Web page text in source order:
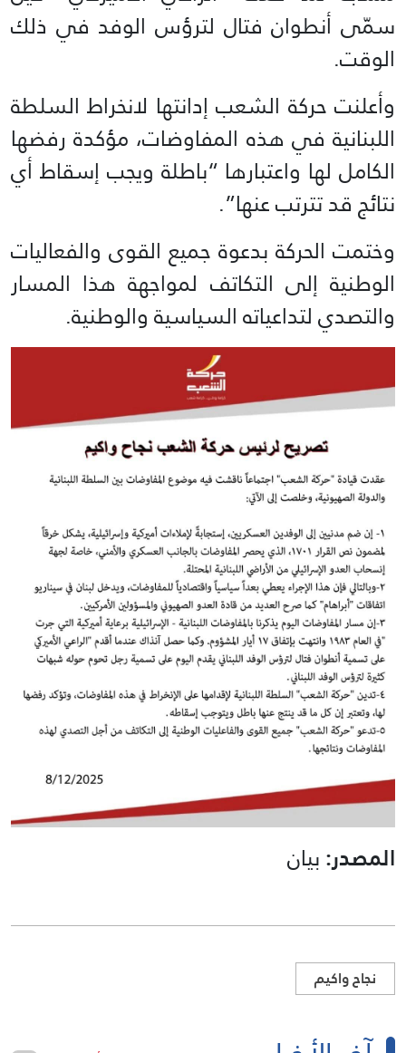
سمّى أنطوان فتال لترؤس الوفد في ذلك
الوقت.
وأعلنت حركة الشعب إدانتها لانخراط السلطة
اللبنانية في هذه المفاوضات، مؤكدة رفضها
الكامل لها واعتبارها “باطلة ويجب إسقاط أي
نتائج قد تترتب عنها”.
وختمت الحركة بدعوة جميع القوى والفعاليات
الوطنية إلى التكاتف لمواجهة هذا المسار
والتصدي لتداعياته السياسية والوطنية.
المصدر:بيان
نجاح واكيم